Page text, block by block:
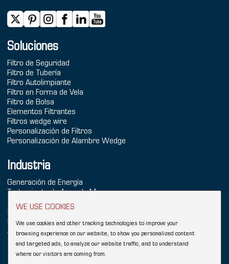
WE USE COOKIES
We use cookies and other tracking technologies to improve your
browsing experience on our website, to show you personalized content
and targeted ads, to analyze our website traffic, and to understand
where our visitors are coming from.
Soluciones
Filtro de Seguridad
Filtro de Tubería
Filtro Autolimpiante
Filtro en Forma de Vela
Filtro de Bolsa
Elementos Filtrantes
Filtros wedge wire
Personalización de Filtros
Personalización de Alambre Wedge
Industria
Generación de Energía
Tratamiento de Agua de Mar
Tratamiento de Agua
Industria Química
Refinación
Alimentos & Bebidas
Copyright © 2026 Hebei YUBO Filtration Equipment Co.,Ltd.